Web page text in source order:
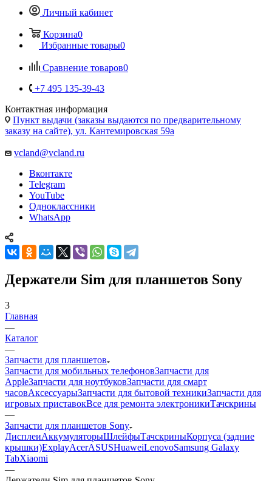
Избранные товары
Сравнение товаров
+7 495 135-39-43
Контактная информация
Пункт выдачи (заказы выдаются по предварительному
заказу на сайте), ул. Кантемировская 59а
vcland@vcland.ru
Вконтакте
Telegram
YouTube
Одноклассники
WhatsApp
Держатели Sim для планшетов Sony
Главная
—
Каталог
—
Запчасти для планшетов
Запчасти для мобильных телефонов
AppleЗапчасти для ноутбуков
часовАксессуарыЗапчасти для бытовой техники
игровых приставокВсе для ремонта электроники
—
Запчасти для планшетов Sony
ДисплеиАккумуляторыШлейфыТачскриныКорпуса (задние
крышки)ExplayAcerASUSHuaweiLenovoSamsung Galaxy
TabXiaomi
—
Держатели Sim для планшетов Sony
Аккумуляторы (АКБ)ДисплеиШлейфы
Подборки